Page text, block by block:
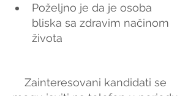
Poželjno je da je osoba
bliska sa zdravim načinom
života
Zainteresovani kandidati se